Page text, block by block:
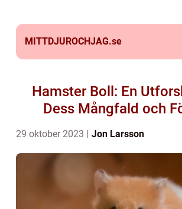
MITTDJUROCHJAG.se
Hamster Boll: En
Dess Mångfald och
29 oktober 2023 Jon Larsson